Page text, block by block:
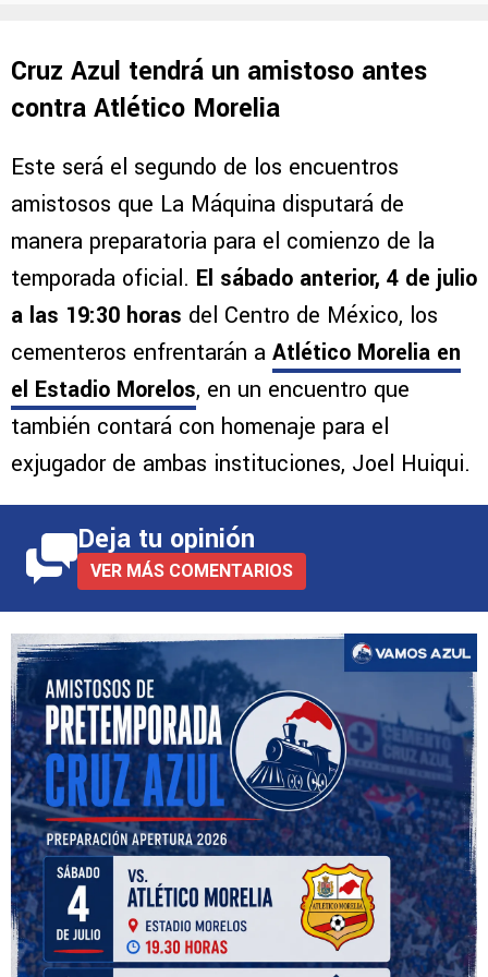
Cruz Azul tendrá un amistoso antes
contra Atlético Morelia
Este será el segundo de los encuentros
amistosos que La Máquina disputará de
manera preparatoria para el comienzo de la
temporada oficial. El sábado anterior, 4 de julio
a las 19:30 horas del Centro de México, los
cementeros enfrentarán a Atlético Morelia en
el Estadio Morelos, en un encuentro que
también contará con homenaje para el
exjugador de ambas instituciones, Joel Huiqui.
Deja tu opinión
VER MÁS COMENTARIOS